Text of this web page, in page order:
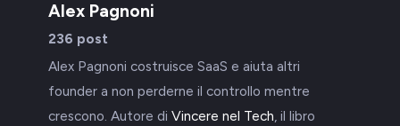
Alex Pagnoni
236 post
Alex Pagnoni costruisce SaaS e aiuta altri
founder a non perderne il controllo mentre
crescono. Autore di Vincere nel Tech, il libro